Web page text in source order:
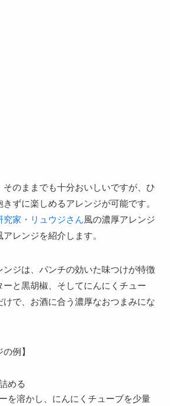
そのままでも十分おいしいですが、ひ
ずに楽しめるアレンジが可能です。
究家・リュウジさん風の濃厚アレンジ
レンジを紹介します。
ンジは、パンチの効いた味つけが特徴
ーと黒胡椒、そしてにんにくチュー
けで、お酒に合う濃厚なおつまみにな
例】
める
を溶かし、にんにくチューブを少量